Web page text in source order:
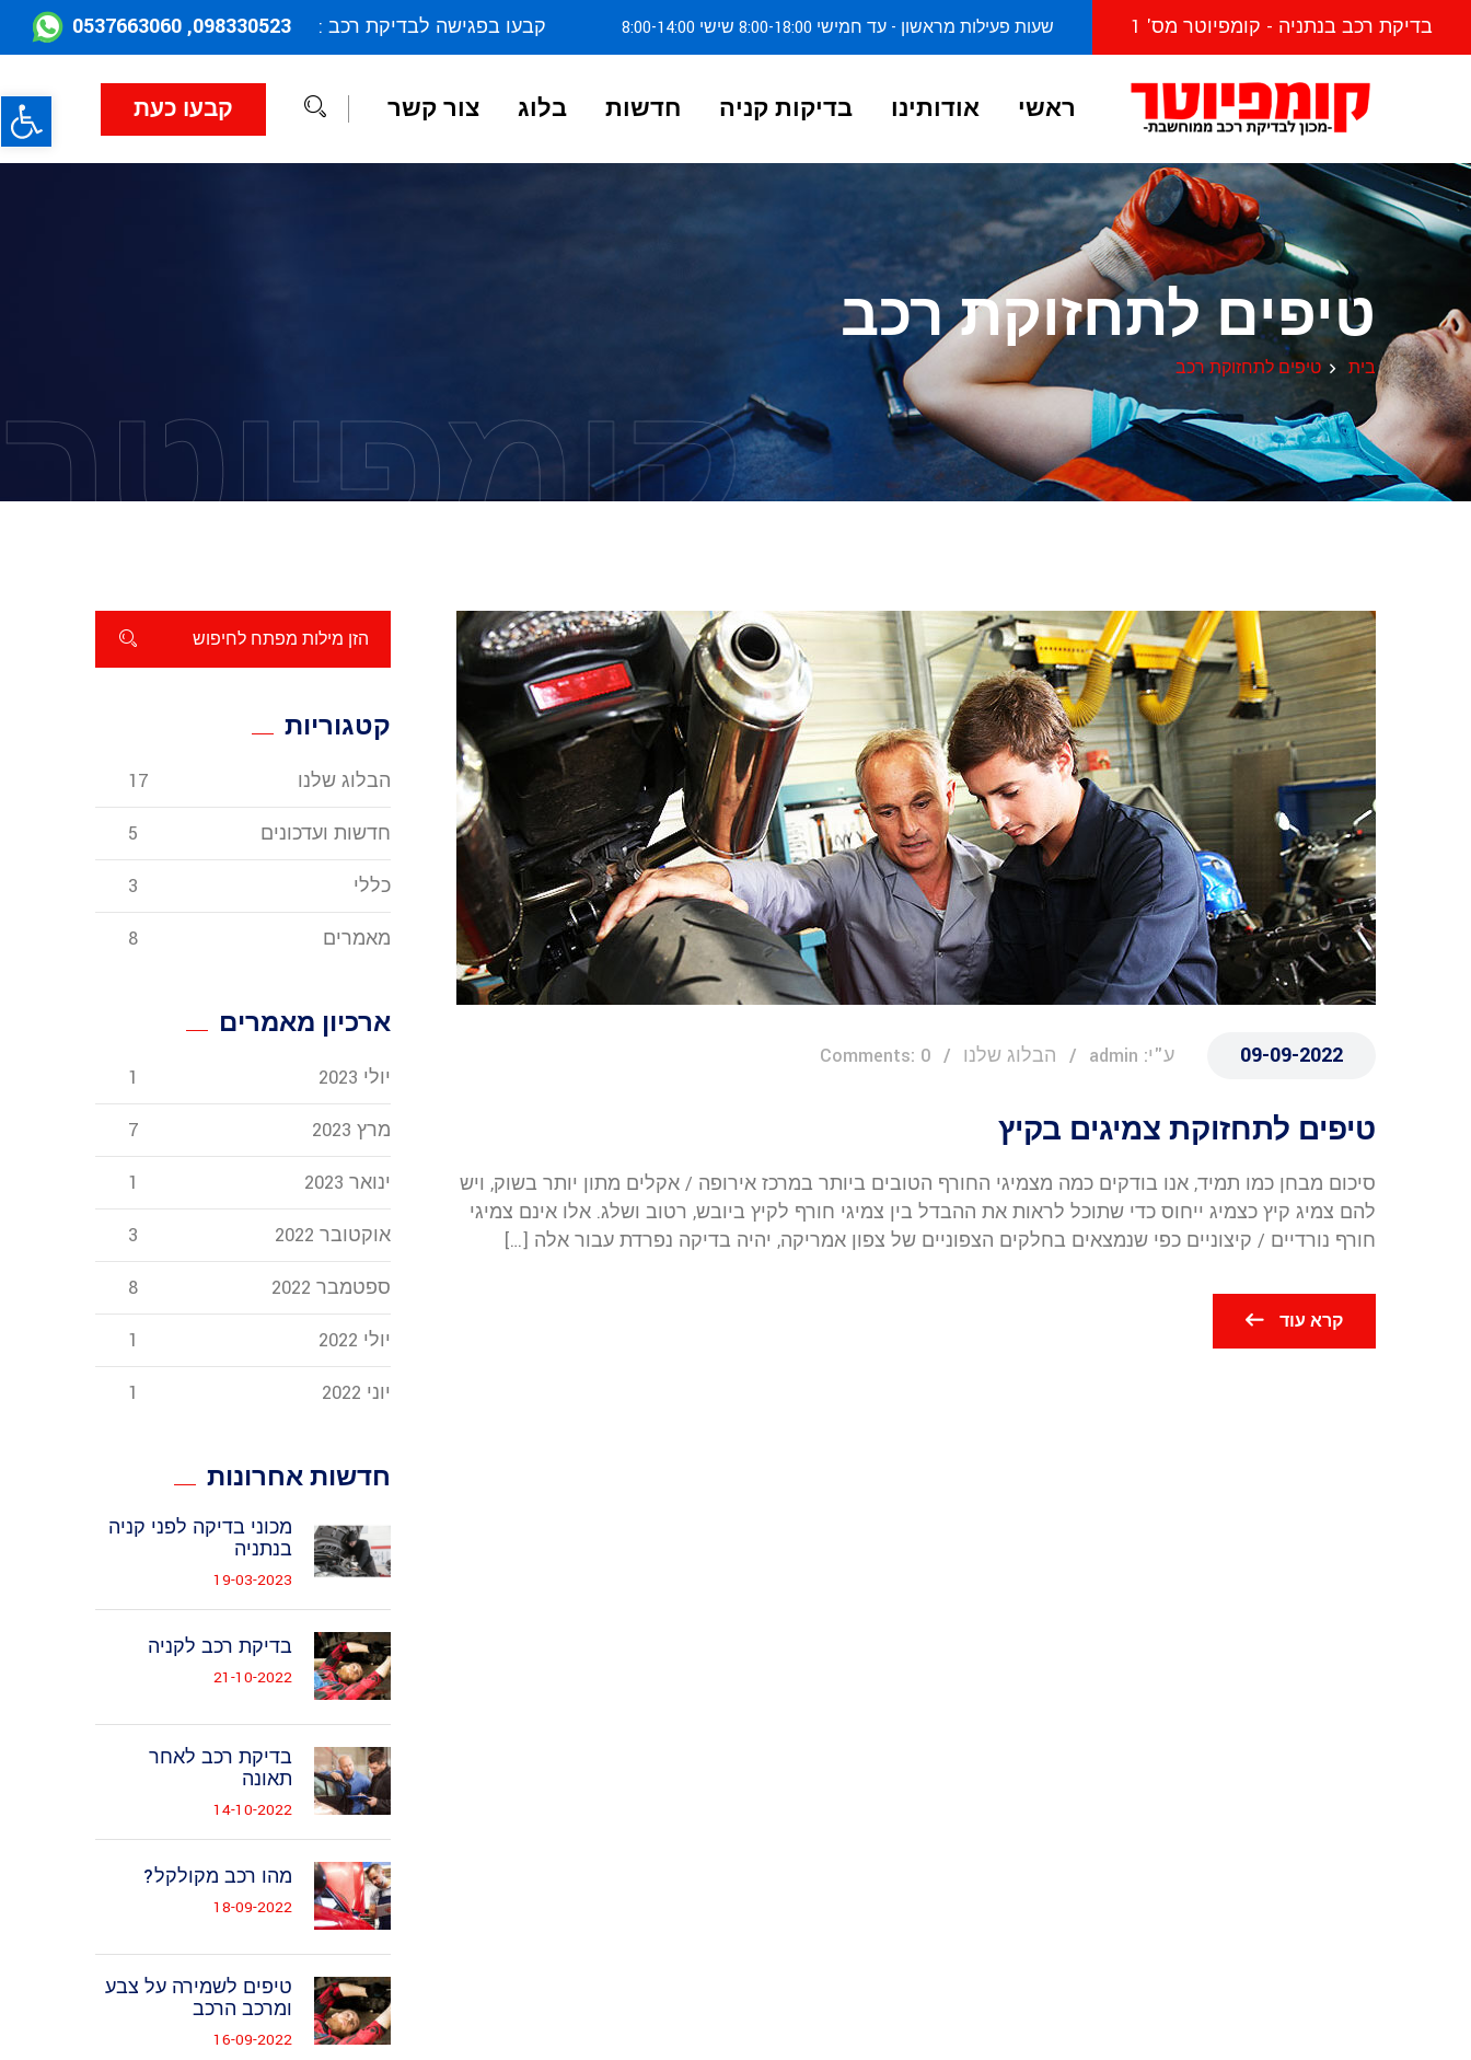
בדיקת רכב בנתניה - קומפיוטר מס' 1 שעות פעילות מראשון - עד חמישי 8:00-18:00 שישי 8:00-14:00 קבעו בפגישה לבדיקת רכב : 098330523, 0537663060
ראשי אודותינו בדיקות קניה חדשות בלוג צור קשר קבעו כעת
טיפים לתחזוקת רכב
בית טיפים לתחזוקת רכב קומפיוטר
09-09-2022 ע"י: admin הבלוג שלנו Comments: 0
טיפים לתחזוקת צמיגים בקיץ
סיכום מבחן כמו תמיד, אנו בודקים כמה מצמיגי החורף הטובים ביותר במרכז אירופה / אקלים מתון יותר בשוק, ויש
להם צמיג קיץ כצמיג ייחוס כדי שתוכל לראות את ההבדל בין צמיגי חורף לקיץ ביובש, רטוב ושלג. אלו אינם צמיגי
חורף נורדיים / קיצוניים כפי שנמצאים בחלקים הצפוניים של צפון אמריקה, יהיה בדיקה נפרדת עבור אלה […]
קרא עוד
קטגוריות
הבלוג שלנו 17
חדשות ועדכונים 5
כללי 3
מאמרים 8
ארכיון מאמרים
יולי 2023 1
מרץ 2023 7
ינואר 2023 1
אוקטובר 2022 3
ספטמבר 2022 8
יולי 2022 1
יוני 2022 1
חדשות אחרונות
מכוני בדיקה לפני קניה
בנתניה
19-03-2023
בדיקת רכב לקניה
21-10-2022
בדיקת רכב לאחר
תאונה
14-10-2022
מהו רכב מקולקל?
18-09-2022
טיפים לשמירה על צבע
ומרכב הרכב
16-09-2022